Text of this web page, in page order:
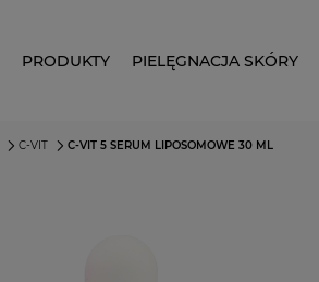
PRODUKTY PIELĘGNACJA SKÓRY
C-VIT C-VIT 5 SERUM LIPOSOMOWE 30 ML